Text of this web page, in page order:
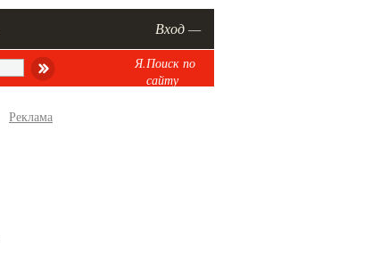
Вход —
Я.Поиск по
сайту
Реклама